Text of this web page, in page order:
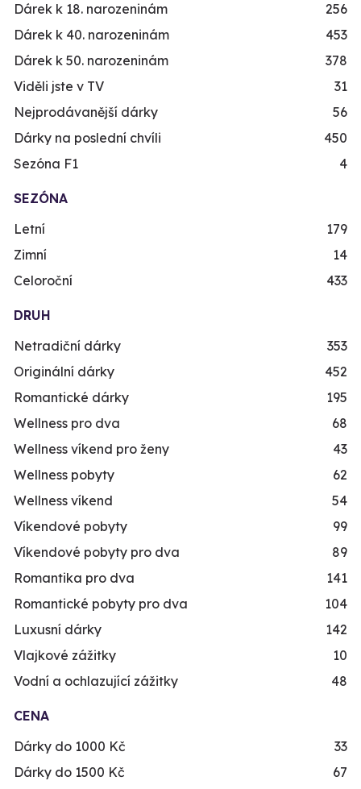
Dárek k 18. narozeninám
256
Dárek k 40. narozeninám
453
Dárek k 50. narozeninám
378
Viděli jste v TV
31
Nejprodávanější dárky
56
Dárky na poslední chvíli
450
Sezóna F1
4
SEZÓNA
Letní
179
Zimní
14
Celoroční
433
DRUH
Netradiční dárky
353
Originální dárky
452
Romantické dárky
195
Wellness pro dva
68
Wellness víkend pro ženy
43
Wellness pobyty
62
Wellness víkend
54
Víkendové pobyty
99
Víkendové pobyty pro dva
89
Romantika pro dva
141
Romantické pobyty pro dva
104
Luxusní dárky
142
Vlajkové zážitky
10
Vodní a ochlazující zážitky
48
CENA
Dárky do 1000 Kč
33
Dárky do 1500 Kč
67